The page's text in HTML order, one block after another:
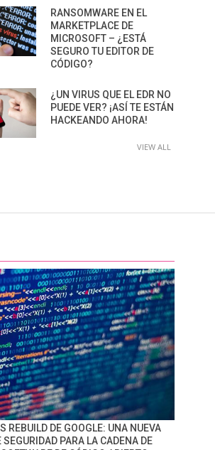
RANSOMWARE EN EL
MARKETPLACE DE
MICROSOFT – ¿ESTÁ
SEGURO TU EDITOR DE
CÓDIGO?
¿UN VIRUS QUE EL EDR NO
PUEDE VER? ¡ASÍ TE ESTÁN
HACKEANDO AHORA!
VIEW ALL
REBUILD DE GOOGLE: UNA NUEVA
SEGURIDAD PARA LA CADENA DE